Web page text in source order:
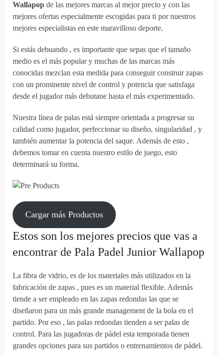
Wallapopde las mejores marcas al mejor precio y con las
mejores ofertas especialmente escogidas para ti por nuestros
mejores especialistas en este maravilloso deporte.
Si estás debuando , es importante que sepas que el tamaño
medio es el más popular y muchas de las marcas más
conocidas mezclan esta medida para conseguir construir zapas
con un prominente nivel de control y potencia que satisfaga
desde el jugador más debutane hasta el más experimentado.
Nuestra línea de palas está siempre orientada a progresar su
calidad como jugador, perfeccionar su diseño, singularidad , y
también aumentar la potencia del saque. Además de esto ,
debemos tomar en cuenta nuestro estilo de juego, esto
determinará su forma.
Cargar más Productos
Estos son los mejores precios que vas a
encontrar de Pala Padel Junior Wallapop
La fibra de vidrio, es de los materiales más utilizados en la
fabricación de zapas , pues es un material flexible. Además
tiende a ser empleado en las zapas redondas las que se
diseñaron para un más grande management de la bola en el
partido. Por eso , las palas redondas tienden a ser palas de
control. Para las jugadoras de pádel esta temporada tienen
grandes opciones para sus partidos o entrenamientos de pádel.